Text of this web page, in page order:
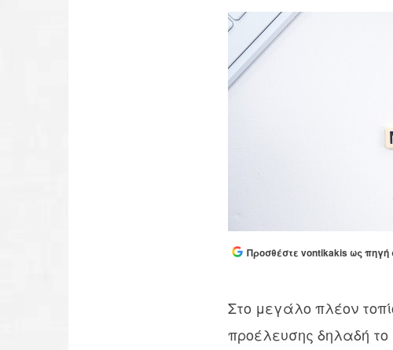
Προσθέστε vontikakis ως πηγή
Στο μεγάλο πλέον
προέλευσης δηλαδή το